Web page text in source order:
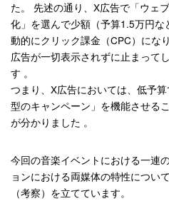
た。 先述の通り、X広告で「ウェ
化」を選んで少額（予算1.5万円な
動的にクリック課金（CPC）になり
広告が一切表示されずに止まって
す 。
つまり、X広告においては、低予
型のキャンペーン」を機能させる
が分かりました 。
今回の音楽イベントにおける一連
ョンにおける両媒体の特性につい
（考察）を立てています。